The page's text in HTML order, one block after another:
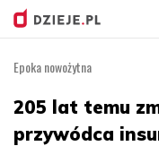
Epoka nowożytna
205 lat temu
przywódca